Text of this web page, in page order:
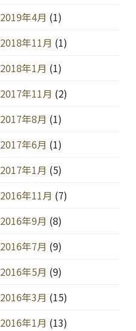
2019年4月 (1)
2018年11月 (1)
2018年1月 (1)
2017年11月 (2)
2017年8月 (1)
2017年6月 (1)
2017年1月 (5)
2016年11月 (7)
2016年9月 (8)
2016年7月 (9)
2016年5月 (9)
2016年3月 (15)
2016年1月 (13)